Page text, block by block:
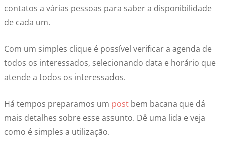
contatos a várias pessoas para saber a disponibilidade
de cada um.
Com um simples clique é possível verificar a agenda de
todos os interessados, selecionando data e horário que
atende a todos os interessados.
Há tempos preparamos um post bem bacana que dá
mais detalhes sobre esse assunto. Dê uma lida e veja
como é simples a utilização.